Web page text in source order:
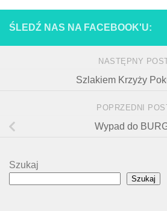
ŚLEDŹ NAS NA FACEBOOK'U:
NASTĘPNY
Szlakiem Krzyży
POPRZEDNI
Wypad do
Szukaj
Szukaj